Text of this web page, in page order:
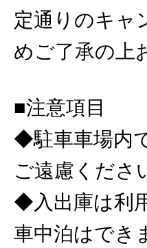
定通りのキャ
めご了承の上
■注意項目
◆駐車車場内
ご遠慮くださ
◆入出庫は利
車中泊はでき